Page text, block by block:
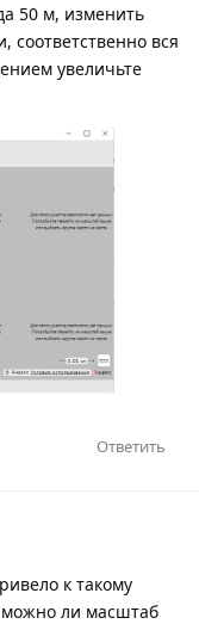
50 м, изменить
вся
увеличьте
Ответить
к такому
можно ли масштаб